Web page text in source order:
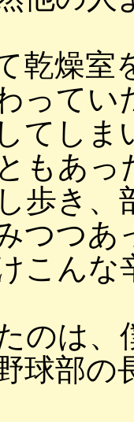
乾燥室
ってい
てしま
もあっ
歩き
つつあ
こん
のは
球部の